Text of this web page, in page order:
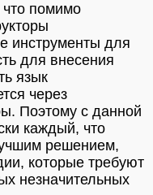
что помимо
инструменты для
для внесения
язык
через
Поэтому с данной
каждый, что
решением,
которые требуют
незначительных